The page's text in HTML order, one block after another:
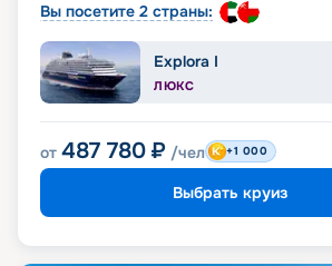
Вы посетите 2 страны:
Explora I
ЛЮКС
от 487 780 ₽ /чел +1 000
Выбрать круиз